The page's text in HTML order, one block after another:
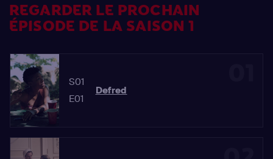
REGARDER LE PROCHAIN
ÉPISODE DE LA SAISON 1
S01
E01
Defred